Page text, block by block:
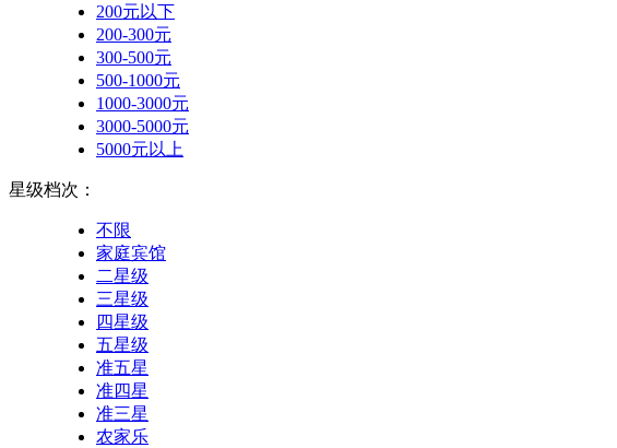
200元以下
200-300元
300-500元
500-1000元
1000-3000元
3000-5000元
5000元以上
星级档次：
不限
家庭宾馆
二星级
三星级
四星级
五星级
准五星
准四星
准三星
农家乐